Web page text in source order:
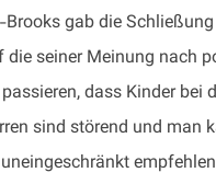
Brooks gab die
die seiner Meinung nach
dass Kinder
sind störend und man